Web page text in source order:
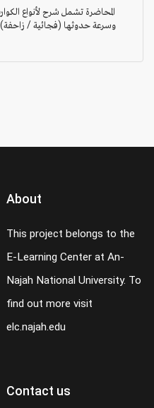
المحاضرة تشمل شرح لأنواع
وسرعة حدوثها (فجائية /
About
This project belongs to the
E-Learning Center at An-
Najah National University. To
find out more visit
elc.najah.edu
Contact us